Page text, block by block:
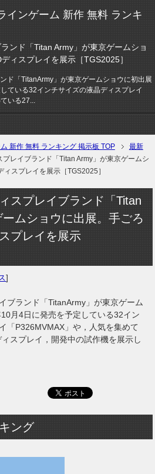
インゲーム 新作 無料 ランキ
ンド「Titan Army」が東京ゲームショ
ィスプレイを展示［TGS2025］
ド「TitanArmy」が東京ゲームショウに初出展
ている32インチサイズの液晶ディスプレイ
いる27...
新作 無料 ランキング 掲示板 TOP
最新
レイブランド「Titan Army」が東京ゲームシ
スプレイを展示［TGS2025］
スプレイブランド「Titan
ムショウに出展。手ごろ
プレイを展示
]
ブランド「TitanArmy」が東京ゲーム
月4日に発売を予定している32イン
「P326MVMAX」や，人気を集めて
スプレイ，開発中の試作機を展示し
ング